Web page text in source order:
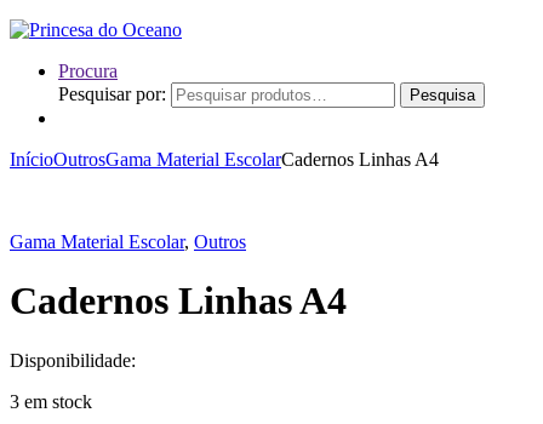
Procura
Pesquisar por:
Pesquisa
InícioOutrosGama Material EscolarCadernos Linhas A4
Gama Material Escolar, Outros
Cadernos Linhas A4
Disponibilidade:
3 em stock